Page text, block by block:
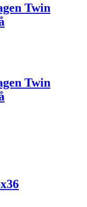
Twin
Twin